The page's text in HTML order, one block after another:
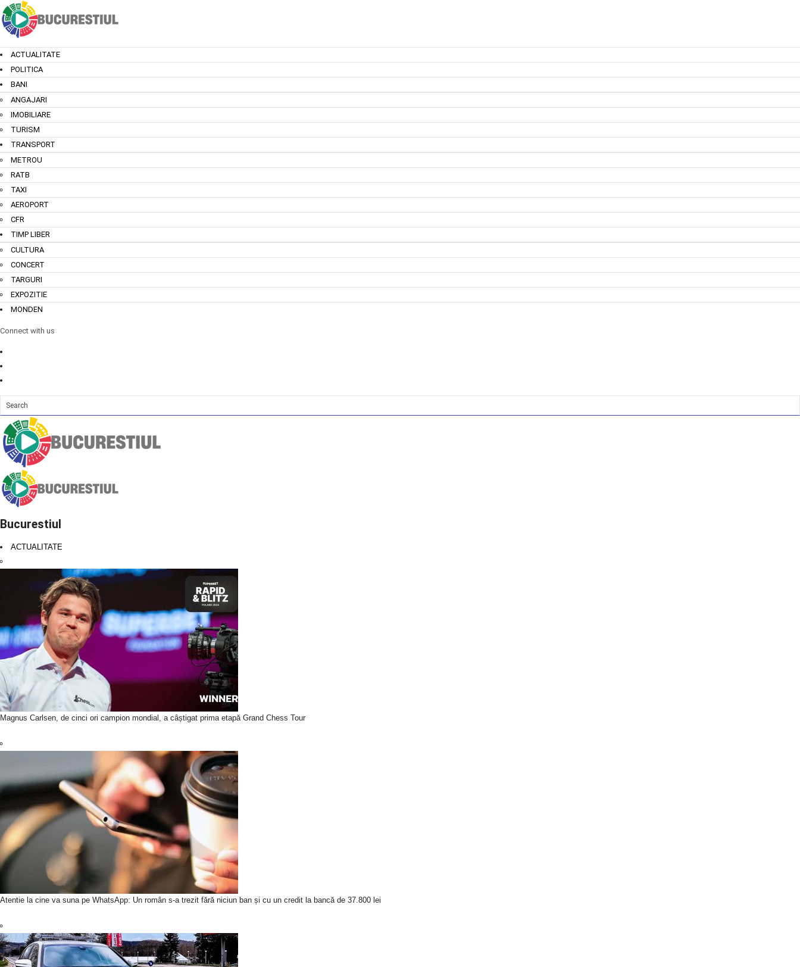
ACTUALITATE
POLITICA
BANI
ANGAJARI
IMOBILIARE
TURISM
TRANSPORT
METROU
RATB
TAXI
AEROPORT
CFR
TIMP LIBER
CULTURA
CONCERT
TARGURI
EXPOZITIE
MONDEN
Connect with us
Bucurestiul
ACTUALITATE
Magnus Carlsen, de cinci ori campion mondial, a câștigat prima etapă Grand Chess Tour
Atentie la cine va suna pe WhatsApp: Un român s-a trezit fără niciun ban și cu un credit la bancă de 37.800 lei